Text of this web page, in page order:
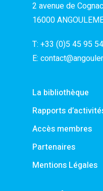
2 avenue de Cognac
16000
T: +33 (0)5 45 95
E:
La bibliothèque
Rapports
Accès membres
Partenaires
Mentions Légales